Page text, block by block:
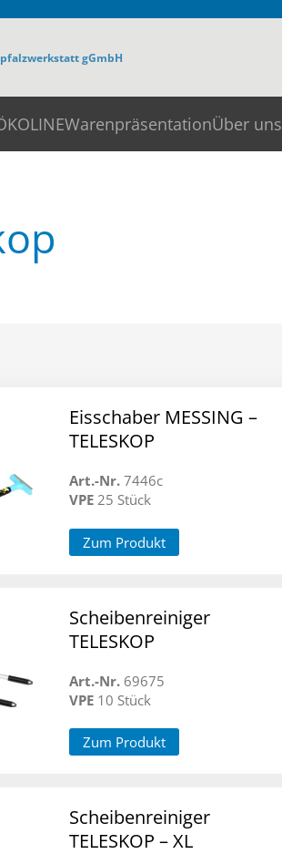
gGmbH
WarenpräsentationÜber uns
Eisschaber MESSING –
TELESKOP
Art.-Nr.7446c
VPE 25 Stück
Zum Produkt
Scheibenreiniger
TELESKOP
Art.-Nr. 69675
VPE 10 Stück
Zum Produkt
Scheibenreiniger
TELESKOP – XL